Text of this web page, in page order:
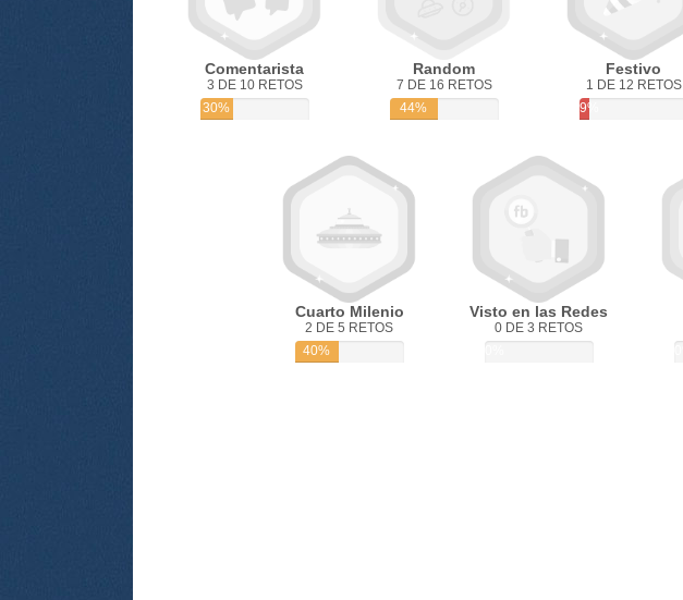
Comentarista
3 DE 10 RETOS
30%
Random
7 DE 16 RETOS
44%
Festivo
1 DE 12 RETOS
9%
Cuarto Milenio
2 DE 5 RETOS
40%
Visto en las Redes
0 DE 3 RETOS